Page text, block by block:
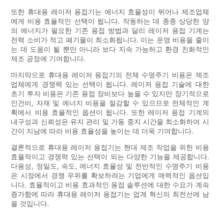
또한 휴대용 레이저 용접기는 에너지 효율성이 뛰어나 제조업체
에게 비용 효율적인 선택이 됩니다. 작동하는 데 종종 상당한 양
의 에너지가 필요한 기존 용접 방법과 달리 레이저 용접 기계는
전력 소비가 적고 폐기물이 최소화됩니다. 이는 운영 비용을 줄이
는 데 도움이 될 뿐만 아니라 보다 지속 가능하고 환경 친화적인
제조 공정에 기여합니다.
마지막으로 휴대용 레이저 용접기의 전체 수명주기 비용은 제조
업체에게 경쟁력 있는 선택이 됩니다. 레이저 용접 기술에 대한
초기 투자 비용은 기존 용접 장비보다 높을 수 있지만 장기적으로
인건비, 자재 및 에너지 비용을 절감할 수 있으므로 전체적인 계
획에서 비용 효율적인 옵션이 됩니다. 또한 레이저 용접 기계의
내구성과 신뢰성은 유지 관리 및 가동 중지 시간을 최소화하여 시
간이 지남에 따라 비용 효율성을 높이는 데 더욱 기여합니다.
결론적으로 휴대용 레이저 용접기는 현대 제조 작업을 위한 비용
효율적이고 경쟁력 있는 선택이 되는 다양한 기능을 제공합니다.
다용성, 정밀도, 속도, 에너지 효율성 및 전반적인 수명주기 비용
은 시장에서 경쟁 우위를 확보하려는 기업에게 매력적인 옵션입
니다. 효율적이고 비용 효과적인 용접 솔루션에 대한 수요가 계속
증가함에 따라 휴대용 레이저 용접기는 업계 혁신의 최전선에 남
을 것입니다.